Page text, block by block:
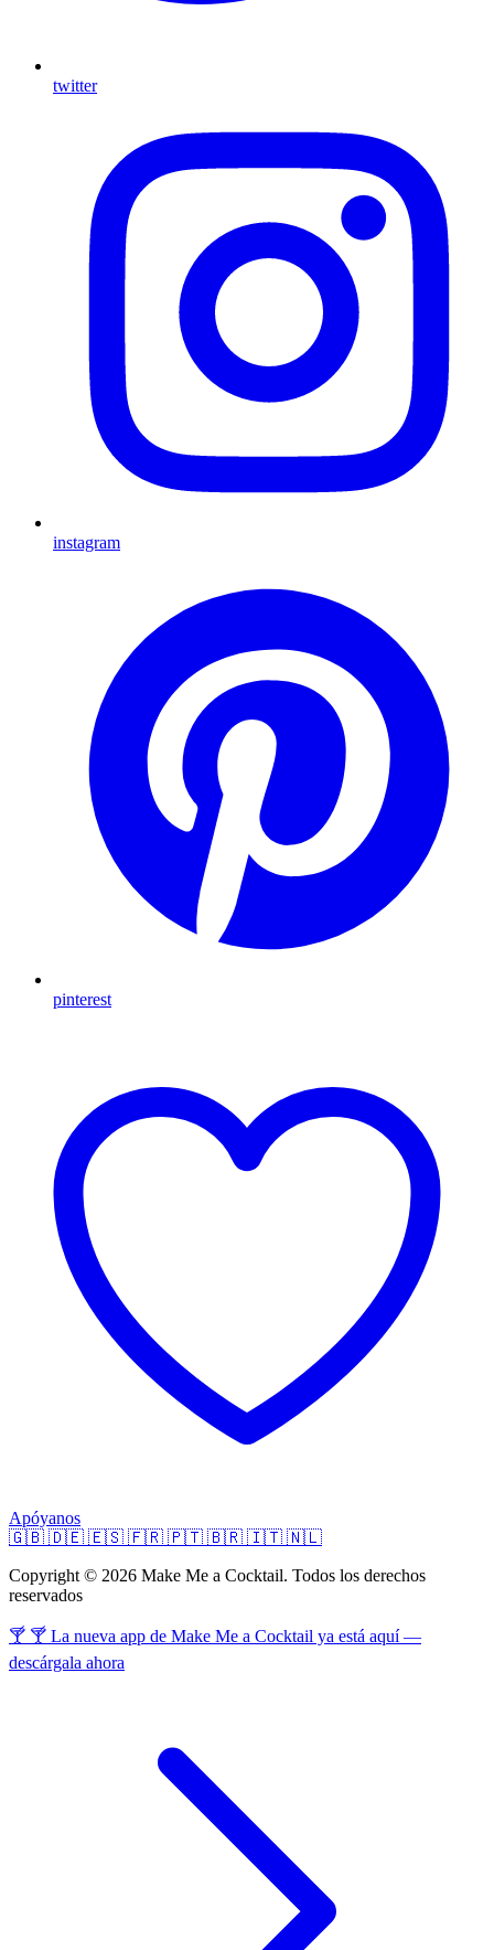
twitter
instagram
pinterest
Apóyanos
🇬🇧 🇩🇪 🇪🇸 🇫🇷 🇵🇹 🇧🇷 🇮🇹 🇳🇱
Copyright © 2026 Make Me a Cocktail. Todos los derechos
reservados
🍸 🍸 La nueva app de Make Me a Cocktail ya está aquí —
descárgala ahora